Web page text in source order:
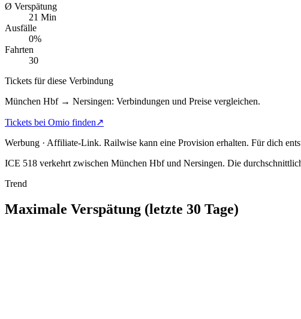
Ø Verspätung
21 Min
Ausfälle
0%
Fahrten
30
Tickets für diese Verbindung
München Hbf → Nersingen: Verbindungen und Preise vergleichen.
Tickets bei Omio finden↗
Werbung · Affiliate-Link. Railwise kann eine Provision erhalten. Für dich
ICE 518 verkehrt zwischen München Hbf und Nersingen. Die
Trend
Maximale Verspätung (letzte 30 Tage)